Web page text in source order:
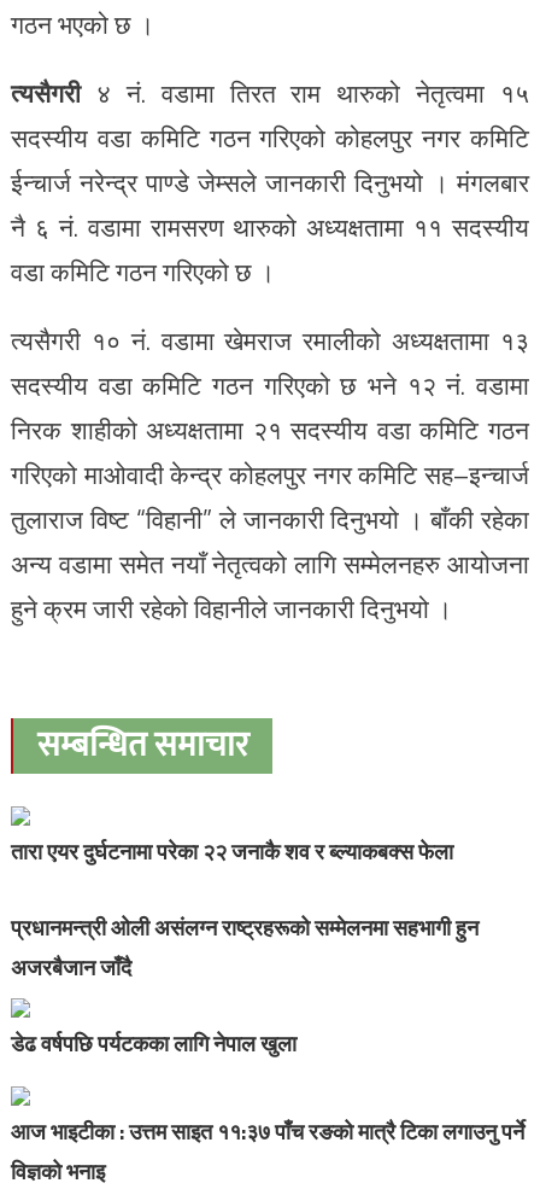
गठन भएको छ ।
त्यसैगरी४ नं. वडामा तिरत राम थारुको नेतृत्वमा १५
सदस्यीय वडा कमिटि गठन गरिएको कोहलपुर नगर कमिटि
ईन्चार्ज नरेन्द्र पाण्डे जेम्सले जानकारी दिनुभयो । मंगलबार
नै ६ नं. वडामा रामसरण थारुको अध्यक्षतामा ११ सदस्यीय
वडा कमिटि गठन गरिएको छ ।
त्यसैगरी १० नं. वडामा खेमराज रमालीको अध्यक्षतामा १३
सदस्यीय वडा कमिटि गठन गरिएको छ भने १२ नं. वडामा
निरक शाहीको अध्यक्षतामा २१ सदस्यीय वडा कमिटि गठन
गरिएको माओवादी केन्द्र कोहलपुर नगर कमिटि सह–इन्चार्ज
तुलाराज विष्ट “विहानी” ले जानकारी दिनुभयो । बाँकी रहेका
अन्य वडामा समेत नयाँ नेतृत्वको लागि सम्मेलनहरु आयोजना
हुने क्रम जारी रहेको विहानीले जानकारी दिनुभयो ।
सम्बन्धित समाचार
तारा एयर दुर्घटनामा परेका २२ जनाकै शव र ब्ल्याकबक्स फेला
प्रधानमन्त्री ओली असंलग्न राष्ट्रहरूको सम्मेलनमा सहभागी हुन
अजरबैजान जाँदै
डेढ वर्षपछि पर्यटकका लागि नेपाल खुला
आज भाइटीका : उत्तम साइत ११:३७ पाँच रङको मात्रै टिका लगाउनु पर्ने
विज्ञको भनाइ